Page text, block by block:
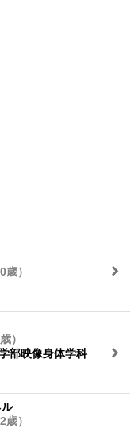
）
）
部映像身体学科
）